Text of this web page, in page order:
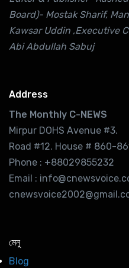
Board)- Mostak Sharif,
Kawsar Uddin ,Executive
Abi Abdullah Sabuj
Address
The Monthly C-NEWS
Mirpur DOHS Avenue #3.
Road #12. House # 860-
Phone : +88029855232
Email :
মেনু
Blog